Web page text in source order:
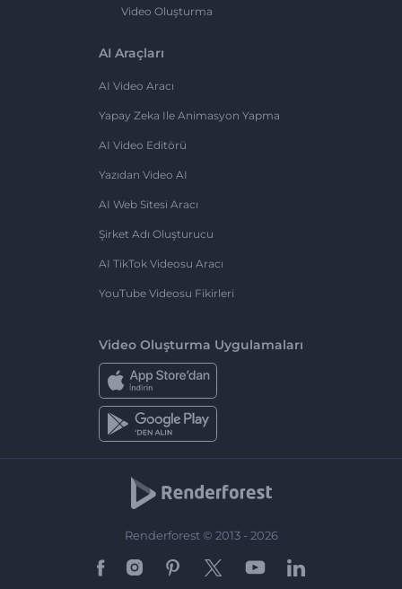
Video Oluşturma
AI Araçları
AI Video Aracı
Yapay Zeka Ile Animasyon Yapma
AI Video Editörü
Yazıdan Video AI
AI Web Sitesi Aracı
Şirket Adı Oluşturucu
AI TikTok Videosu Aracı
YouTube Videosu Fikirleri
Video Oluşturma Uygulamaları
Renderforest © 2013 - 2026